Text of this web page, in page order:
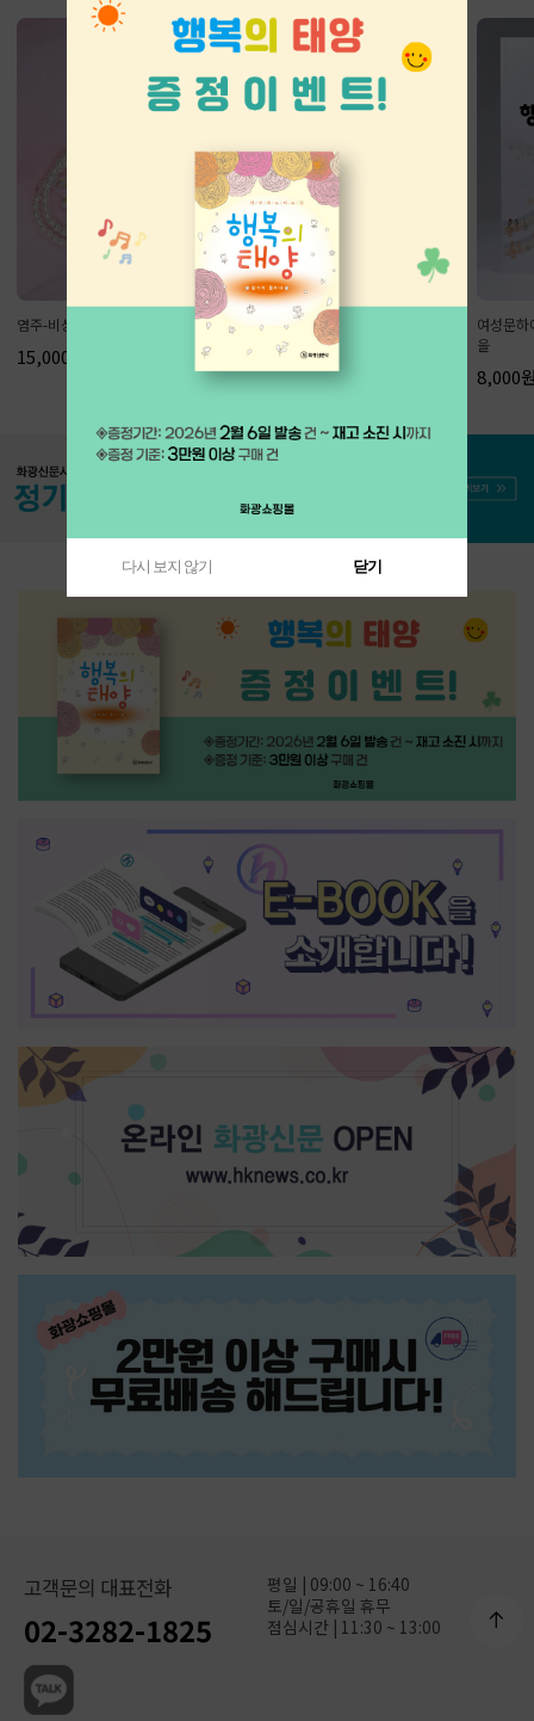
염주-비상
15,000원
염주-버드나무 브라운
35,000원
여성문하
을
8,000원
고객문의 대표전화
02-3282-1825
평일 | 09:00 ~ 16:40
토/일/공휴일 휴무
점심시간 | 11:30 ~ 13:00
다시 보지 않기 닫기